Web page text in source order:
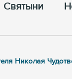
Cвятыни
Николая